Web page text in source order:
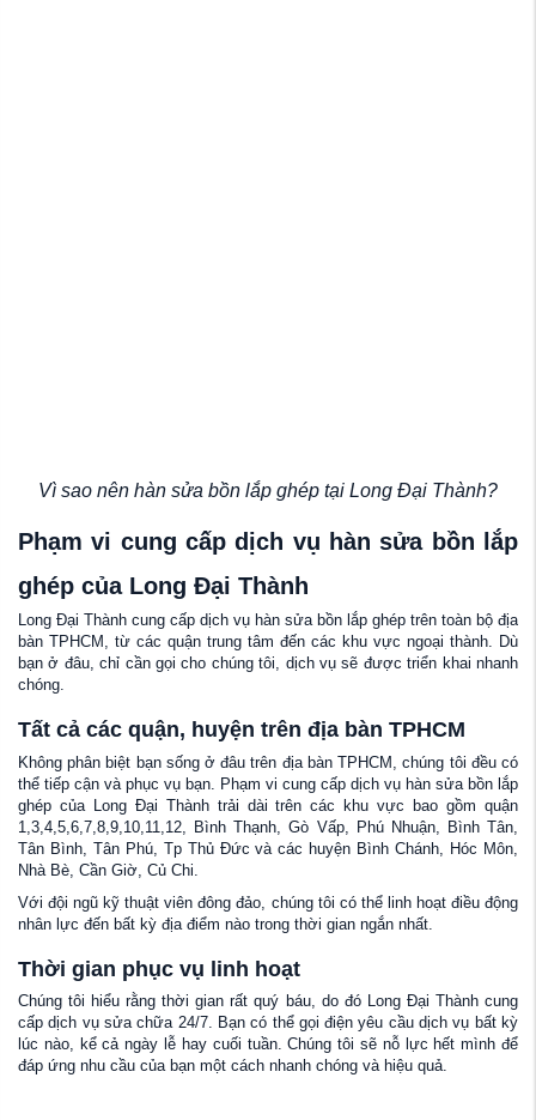
Vì sao nên hàn sửa bồn lắp ghép tại Long Đại Thành?
Phạm vi cung cấp dịch vụ hàn sửa bồn lắp
ghép của Long Đại Thành
Long Đại Thành cung cấp dịch vụ hàn sửa bồn lắp ghép trên toàn bộ địa
bàn TPHCM, từ các quận trung tâm đến các khu vực ngoại thành. Dù
bạn ở đâu, chỉ cần gọi cho chúng tôi, dịch vụ sẽ được triển khai nhanh
chóng.
Tất cả các quận, huyện trên địa bàn TPHCM
Không phân biệt bạn sống ở đâu trên địa bàn TPHCM, chúng tôi đều có
thể tiếp cận và phục vụ bạn. Phạm vi cung cấp dịch vụ hàn sửa bồn lắp
ghép của Long Đại Thành trải dài trên các khu vực bao gồm quận
1,3,4,5,6,7,8,9,10,11,12, Bình Thạnh, Gò Vấp, Phú Nhuận, Bình Tân,
Tân Bình, Tân Phú, Tp Thủ Đức và các huyện Bình Chánh, Hóc Môn,
Nhà Bè, Cần Giờ, Củ Chi.
Với đội ngũ kỹ thuật viên đông đảo, chúng tôi có thể linh hoạt điều động
nhân lực đến bất kỳ địa điểm nào trong thời gian ngắn nhất.
Thời gian phục vụ linh hoạt
Chúng tôi hiểu rằng thời gian rất quý báu, do đó Long Đại Thành cung
cấp dịch vụ sửa chữa 24/7. Bạn có thể gọi điện yêu cầu dịch vụ bất kỳ
lúc nào, kể cả ngày lễ hay cuối tuần. Chúng tôi sẽ nỗ lực hết mình để
đáp ứng nhu cầu của bạn một cách nhanh chóng và hiệu quả.